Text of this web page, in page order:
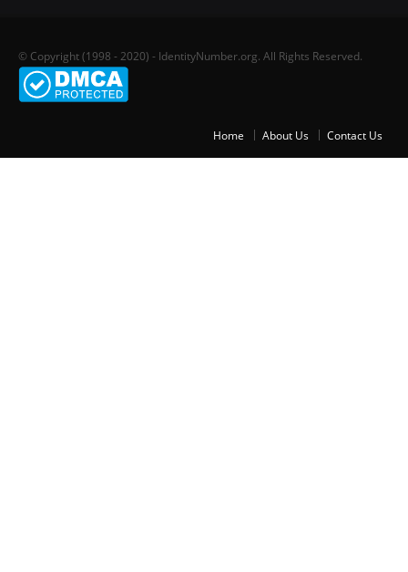
© Copyright (1998 - 2020) - IdentityNumber.org. All Rights Reserved.
Home About Us Contact Us